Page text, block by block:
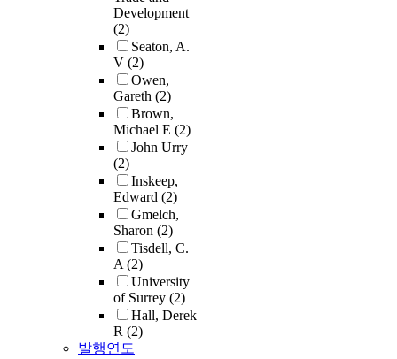
Development
(2)
Seaton, A.
V (2)
Owen,
Gareth (2)
Brown,
Michael E (2)
John Urry
(2)
Inskeep,
Edward (2)
Gmelch,
Sharon (2)
Tisdell, C.
A(2)
University
of Surrey (2)
Hall, Derek
R (2)
발행연도